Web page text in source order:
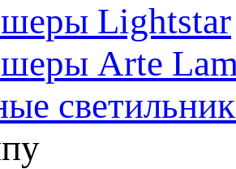
Lightstar
Arte